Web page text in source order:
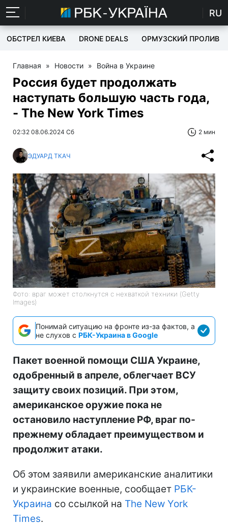
RU
ОБСТРЕЛ КИЕВА DRONE DEALS ОРМУЗСКИЙ ПРОЛИВ
Главная » Новости » Война в Украине
Россия будет продолжать
наступать большую часть года,
- The New York Times
02:32 08.06.2024 Сб 2 мин
ЭДУАРД ТКАЧ
Фото: враг может столкнутся с нехваткой техники (Getty
Images)
Понимай ситуацию на фронте из-за фактов, а
не слухов с РБК-Украина в Google
Пакет военной помощи США Украине,
одобренный в апреле, облегчает ВСУ
защиту своих позиций. При этом,
американское оружие пока не
остановило наступление РФ, враг по-
прежнему обладает преимуществом и
продолжит атаки.
Об этом заявили американские аналитики
и украинские военные, сообщает РБК-
Украина со ссылкой на The New York
Times.